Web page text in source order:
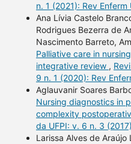
n. 1 (2021): Rev Enferm
Ana Lívia Castelo
Rodrigues Bezerra de
Nascimento Barreto,
Palliative care in
integrative review ,
9 n. 1 (2020): Rev
Aglauvanir Soares
Nursing diagnostics in
complexity
da UFPI: v. 6 n. 3
Larissa Alves de